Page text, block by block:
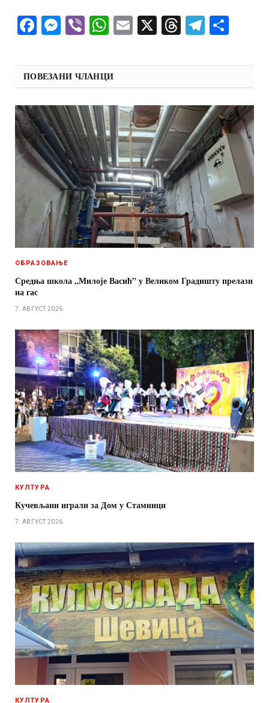
Facebook
Messenger
ViberWhatsApp
Email
X Threads
ПОВЕЗАНИ ЧЛАНЦИ
ОБРАЗОВАЊЕ
Средња школа „Милоје Васић” у Великом Градишту прелази
на гас
7. АВГУСТ 2026.
КУЛТУРА
Кучевљани играли за Дом у Стамници
7. АВГУСТ 2026.
КУЛТУРА